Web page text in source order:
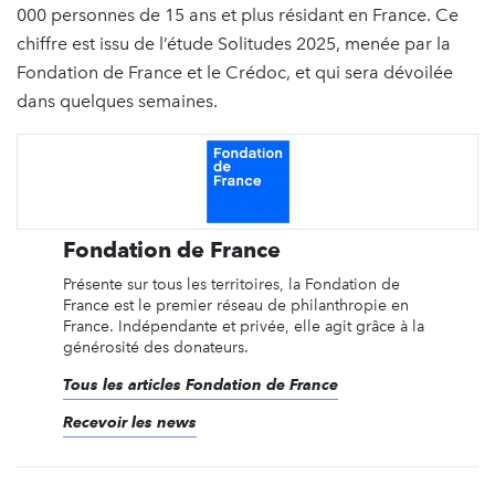
000 personnes de 15 ans et plus résidant en France. Ce
chiffre est issu de l’étude Solitudes 2025, menée par la
Fondation de France et le Crédoc, et qui sera dévoilée
dans quelques semaines.
Fondation de France
Présente sur tous les territoires, la Fondation de
France est le premier réseau de philanthropie en
France. Indépendante et privée, elle agit grâce à la
générosité des donateurs.
Tous les articles Fondation de France
Recevoir les news